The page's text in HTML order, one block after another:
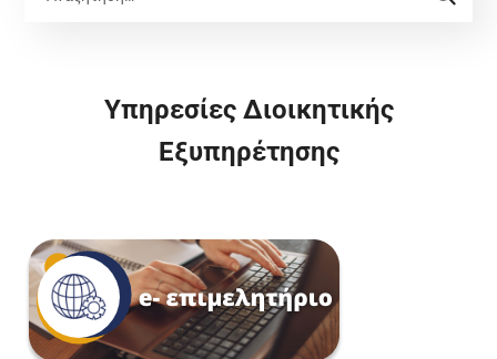
Υπηρεσίες Διοικητικής
Εξυπηρέτησης